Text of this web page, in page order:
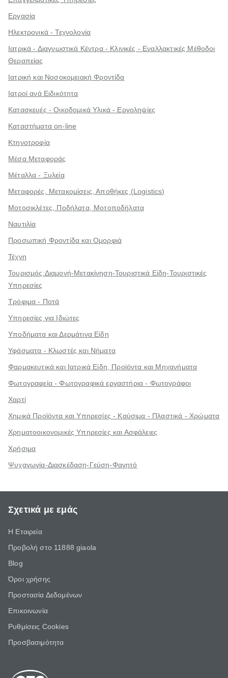
Εργασία
Ηλεκτρονικά - Τεχνολογία
Ιατρικά - Διαγνωστικά Κέντρα - Κλινικές - Εναλλακτικές Μέθοδοι
Θεραπείας
Ιατρική και Νοσοκομειακή Φροντίδα
Ιατροί ανά Ειδικότητα
Κατασκευές - Οικοδομικά Υλικά - Εργοληψίες
Καταστήματα on-line
Κτηνοτροφία
Μέσα Μεταφοράς
Μέταλλα - Ξυλεία
Μεταφορές, Μετακομίσεις, Αποθήκες (Logistics)
Μοτοσικλέτες, Ποδήλατα, Μοτοποδήλατα
Ναυτιλία
Προσωπική Φροντίδα και Ομορφιά
Τέχνη
Τουρισμός:Διαμονή-Μετακίνηση-Τουριστικά Είδη-Τουριστικές
Υπηρεσίες
Τρόφιμα - Ποτά
Υπηρεσίες για Ιδιώτες
Υποδήματα και Δερμάτινα Είδη
Υφάσματα - Κλωστές και Νήματα
Φαρμακευτικά και Ιατρικά Είδη, Προϊόντα και Μηχανήματα
Φωτογραφεία - Φωτογραφικά εργαστήρια - Φωτογράφοι
Χαρτί
Χημικά Προϊόντα και Υπηρεσίες - Καύσιμα - Πλαστικά - Χρώματα
Χρηματοοικονομικές Υπηρεσίες και Ασφάλειες
Χρήσιμα
Ψυχαγωγία-Διασκέδαση-Γεύση-Φαγητό
Σχετικά με εμάς
Η Εταιρεία
Προβολή στο 11888 giaola
Blog
Όροι χρήσης
Προστασία Δεδομένων
Επικοινωνία
Ρυθμίσεις Cookies
Προσβασιμότητα